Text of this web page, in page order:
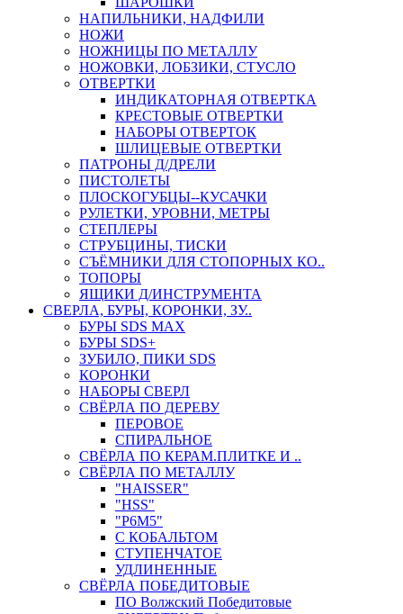
НАПИЛЬНИКИ, НАДФИЛИ
НОЖИ
НОЖНИЦЫ ПО МЕТАЛЛУ
НОЖОВКИ, ЛОБЗИКИ, СТУСЛО
ОТВЕРТКИ
ИНДИКАТОРНАЯ ОТВЕРТКА
КРЕСТОВЫЕ ОТВЕРТКИ
НАБОРЫ ОТВЕРТОК
ШЛИЦЕВЫЕ ОТВЕРТКИ
ПАТРОНЫ Д/ДРЕЛИ
ПИСТОЛЕТЫ
ПЛОСКОГУБЦЫ--КУСАЧКИ
РУЛЕТКИ, УРОВНИ, МЕТРЫ
СТЕПЛЕРЫ
СТРУБЦИНЫ, ТИСКИ
СЪЁМНИКИ ДЛЯ СТОПОРНЫХ КО..
ТОПОРЫ
ЯЩИКИ Д/ИНСТРУМЕНТА
СВЕРЛА, БУРЫ, КОРОНКИ, ЗУ..
БУРЫ SDS MAX
БУРЫ SDS+
ЗУБИЛО, ПИКИ SDS
КОРОНКИ
НАБОРЫ СВЕРЛ
СВЁРЛА ПО ДЕРЕВУ
ПЕРОВОЕ
СПИРАЛЬНОЕ
СВЁРЛА ПО КЕРАМ.ПЛИТКЕ И ..
СВЁРЛА ПО МЕТАЛЛУ
"HAISSER"
"HSS"
"Р6М5"
С КОБАЛЬТОМ
СТУПЕНЧАТОЕ
УДЛИНЕННЫЕ
СВЁРЛА ПОБЕДИТОВЫЕ
ПО Волжский Победитовые